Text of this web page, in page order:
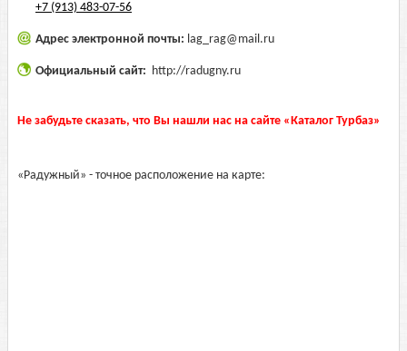
+7 (913) 483-07-56
Адрес электронной почты: lag_rag@mail.ru
Официальный сайт: http://radugny.ru
Не забудьте сказать, что Вы нашли нас на сайте «Каталог Турбаз»
«Радужный» - точное расположение на карте: